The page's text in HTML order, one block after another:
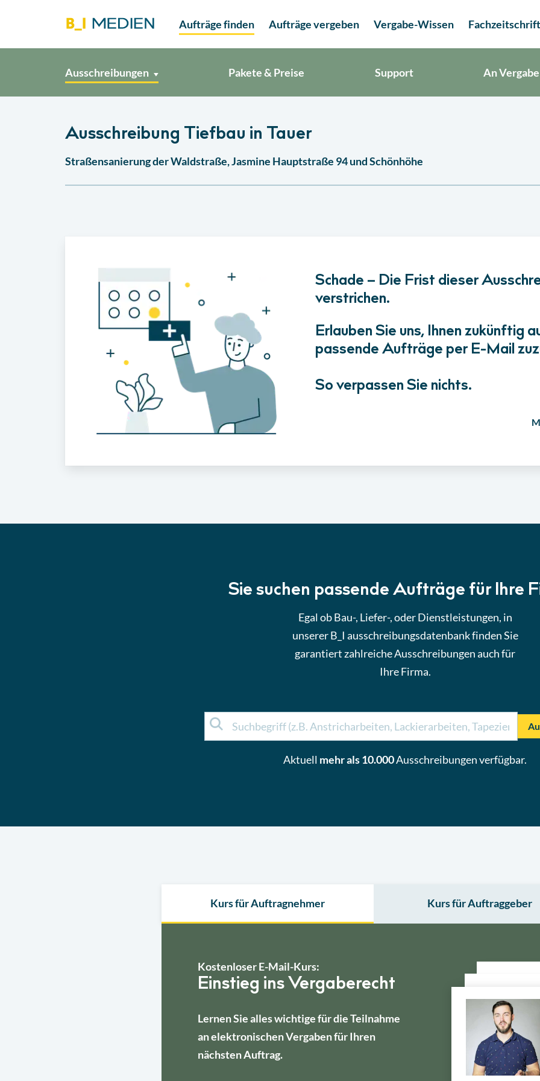
Aufträge finden Aufträge vergeben Vergabe-Wissen
Ausschreibungen Pakete & Preise Support An
Ausschreibung Tiefbau in Tauer
Straßensanierung der Waldstraße, Jasmine Hauptstraße 94 und Schönhöhe
Schade – Die Frist dieser
verstrichen.
Erlauben Sie uns, Ihnen zukünftig
passende Aufträge per E-Mail
So verpassen Sie nichts.
Sie suchen passende Aufträge für Ihre
Egal ob Bau-, Liefer-, oder Dienstleistungen, in
unserer B_I ausschreibungsdatenbank finden Sie
garantiert zahlreiche Ausschreibungen auch für
Ihre Firma.
Aktuell mehr als 10.000Ausschreibungen verfügbar.
Kurs für Auftragnehmer Kurs für Auftraggeber
Kostenloser E-Mail-Kurs:
Einstieg ins Vergaberecht
Lernen Sie alles wichtige für die Teilnahme
an elektronischen Vergaben für Ihren
nächsten Auftrag.